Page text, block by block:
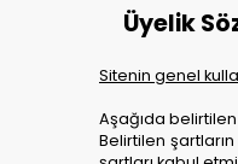
Üyelik
Sitenin genel
Aşağıda
Belirtilen